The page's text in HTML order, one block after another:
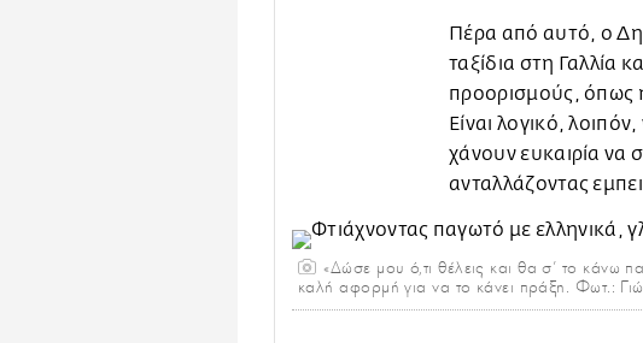
Πέρα από αυτό, ο
ταξίδια στη Γαλλία
προορισμούς, όπως
Είναι λογικό,
χάνουν ευκαιρία να
ανταλλάζοντας
«Δώσε μου ό,τι θέλεις και θα σ' το κάνω
καλή αφορμή για να το κάνει πράξη. Φωτ.: